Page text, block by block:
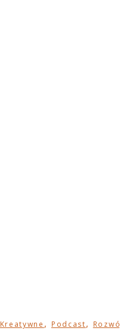
Kreatywne , Podcast,